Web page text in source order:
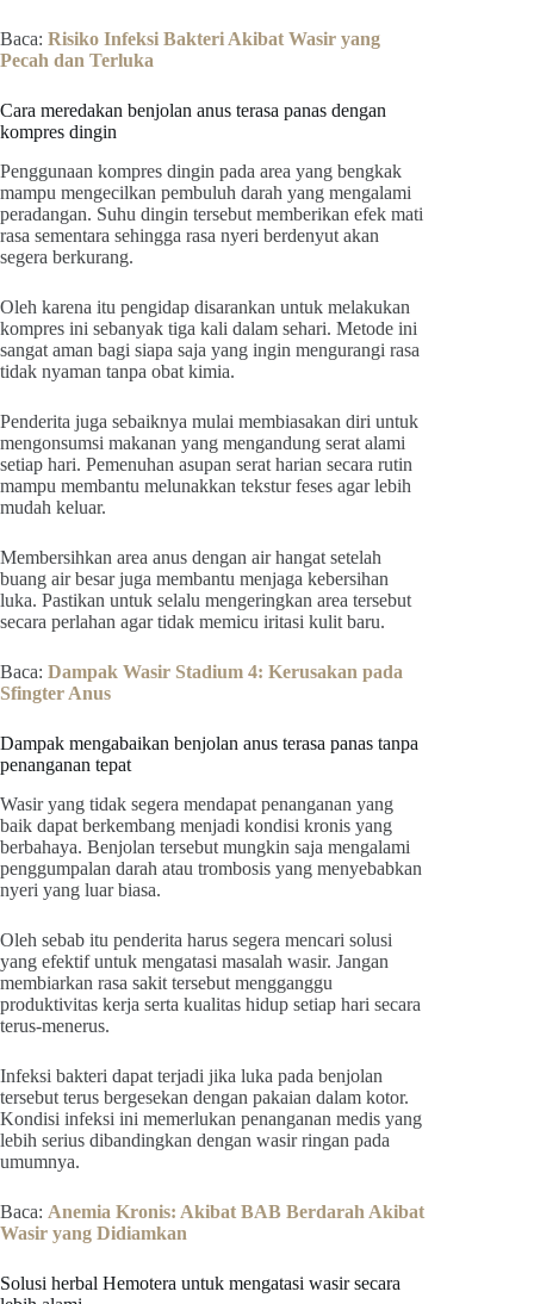
Baca: Risiko Infeksi Bakteri Akibat Wasir yang
Pecah dan Terluka
Cara meredakan benjolan anus terasa panas dengan
kompres dingin
Penggunaan kompres dingin pada area yang bengkak
mampu mengecilkan pembuluh darah yang mengalami
peradangan. Suhu dingin tersebut memberikan efek mati
rasa sementara sehingga rasa nyeri berdenyut akan
segera berkurang.
Oleh karena itu pengidap disarankan untuk melakukan
kompres ini sebanyak tiga kali dalam sehari. Metode ini
sangat aman bagi siapa saja yang ingin mengurangi rasa
tidak nyaman tanpa obat kimia.
Penderita juga sebaiknya mulai membiasakan diri untuk
mengonsumsi makanan yang mengandung serat alami
setiap hari. Pemenuhan asupan serat harian secara rutin
mampu membantu melunakkan tekstur feses agar lebih
mudah keluar.
Membersihkan area anus dengan air hangat setelah
buang air besar juga membantu menjaga kebersihan
luka. Pastikan untuk selalu mengeringkan area tersebut
secara perlahan agar tidak memicu iritasi kulit baru.
Baca: Dampak Wasir Stadium 4: Kerusakan pada
Sfingter Anus
Dampak mengabaikan benjolan anus terasa panas tanpa
penanganan tepat
Wasir yang tidak segera mendapat penanganan yang
baik dapat berkembang menjadi kondisi kronis yang
berbahaya. Benjolan tersebut mungkin saja mengalami
penggumpalan darah atau trombosis yang menyebabkan
nyeri yang luar biasa.
Oleh sebab itu penderita harus segera mencari solusi
yang efektif untuk mengatasi masalah wasir. Jangan
membiarkan rasa sakit tersebut mengganggu
produktivitas kerja serta kualitas hidup setiap hari secara
terus-menerus.
Infeksi bakteri dapat terjadi jika luka pada benjolan
tersebut terus bergesekan dengan pakaian dalam kotor.
Kondisi infeksi ini memerlukan penanganan medis yang
lebih serius dibandingkan dengan wasir ringan pada
umumnya.
Baca: Anemia Kronis: Akibat BAB Berdarah Akibat
Wasir yang Didiamkan
Solusi herbal Hemotera untuk mengatasi wasir secara